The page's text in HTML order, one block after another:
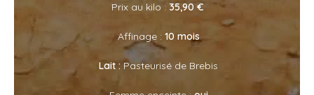
Prix au kilo : 35,90 €
Affinage : 10 mois
Lait : Pasteurisé de Brebis